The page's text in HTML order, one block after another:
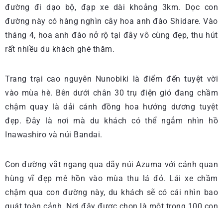
đường đi dạo bộ, đạp xe dài khoảng 3km. Dọc con
đường này có hàng nghìn cây hoa anh đào Shidare. Vào
tháng 4, hoa anh đào nở rộ tại đây vô cùng đẹp, thu hút
rất nhiều du khách ghé thăm.
Trang trại cao nguyên Nunobiki là điểm đến tuyệt vời
vào mùa hè. Bên dưới chân 30 trụ điện gió đang chầm
chậm quay là dải cánh đồng hoa hướng dương tuyệt
đẹp. Đây là nơi mà du khách có thể ngắm nhìn hồ
Inawashiro và núi Bandai.
Con đường vắt ngang qua dãy núi Azuma với cảnh quan
hùng vĩ đẹp mê hồn vào mùa thu lá đỏ. Lái xe chầm
chậm qua con đường này, du khách sẽ có cái nhìn bao